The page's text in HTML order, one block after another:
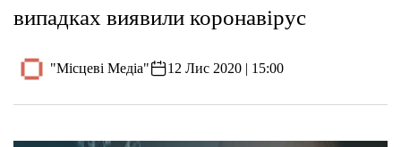
випадках виявили коронавірус
"Місцеві Медіа" 12 Лис 2020 | 15:00